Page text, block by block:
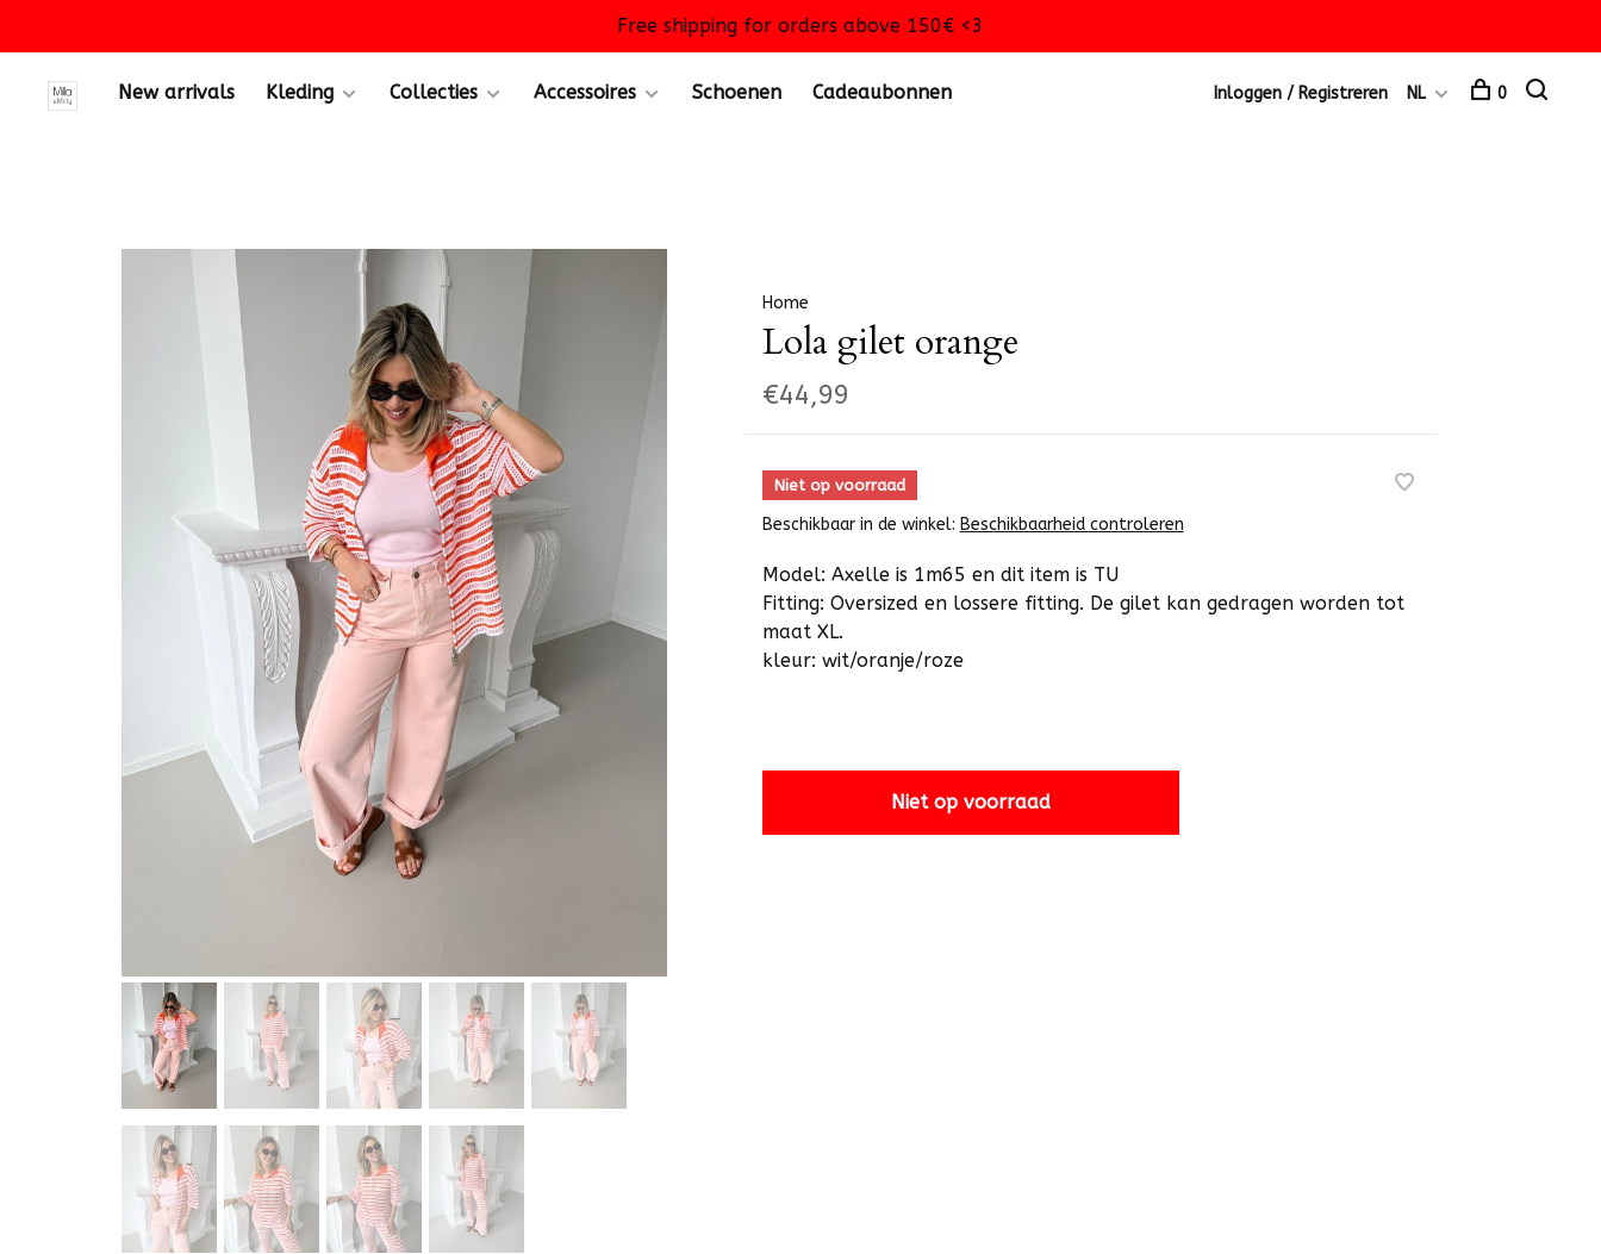
Free shipping for orders above 150€ <3
New arrivals Kleding Collecties Accessoires Schoenen Cadeaubonnen Inloggen / Registreren NL 0
Home
Lola gilet orange
€44,99
Niet op voorraad
Beschikbaar in de winkel: Beschikbaarheid controleren
Model: Axelle is 1m65 en dit item is TU
Fitting: Oversized en lossere fitting. De gilet kan gedragen worden tot
maat XL.
kleur: wit/oranje/roze
Niet op voorraad